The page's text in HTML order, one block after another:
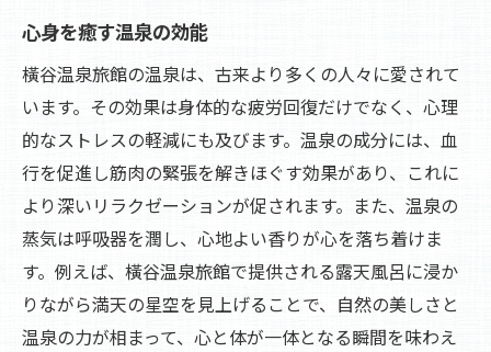
心身を癒す温泉の効能
橫谷温泉旅館の温泉は、古来より多くの人々に愛されて
います。その効果は身体的な疲労回復だけでなく、心理
的なストレスの軽減にも及びます。温泉の成分には、血
行を促進し筋肉の緊張を解きほぐす効果があり、これに
より深いリラクゼーションが促されます。また、温泉の
蒸気は呼吸器を潤し、心地よい香りが心を落ち着けま
す。例えば、橫谷温泉旅館で提供される露天風呂に浸か
りながら満天の星空を見上げることで、自然の美しさと
温泉の力が相まって、心と体が一体となる瞬間を味わえ